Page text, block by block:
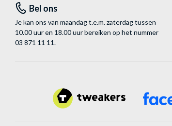
Bel ons
Je kan ons van maandag t.e.m. zaterdag tussen
10.00 uur en 18.00 uur bereiken op het nummer
03 871 11 11.